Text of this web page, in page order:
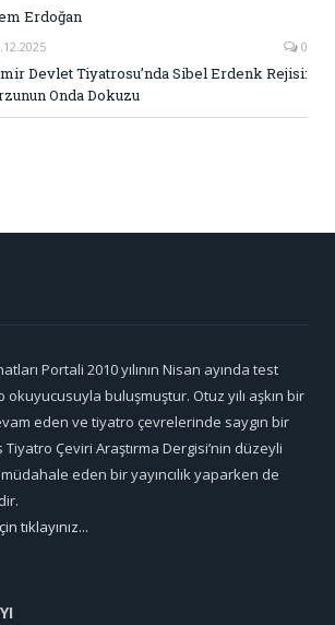
Erdoğan
0
Devlet Tiyatrosu’nda Sibel Erdenk Rejisi:
Onda Dokuzu
Portali 2010 yılının Nisan ayında test
okuyucusuyla buluşmuştur. Otuz yılı aşkın bir
eden ve tiyatro çevrelerinde saygın bir
Çeviri Araştırma Dergisi’nin düzeyli
eden bir yayıncılık yaparken de
tıklayınız...